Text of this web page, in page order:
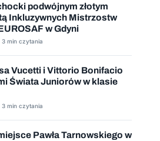
podwójnym złotym
Inkluzywnych Mistrzostw
w Gdyni
3 min czytania
Vucetti i Vittorio Bonifacio
Świata Juniorów w klasie
3 min czytania
Pawła Tarnowskiego w